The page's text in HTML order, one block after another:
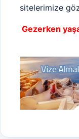
sitelerimize
Gezerken